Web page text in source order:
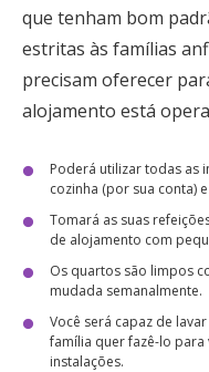
que tenham bom
estritas às famílias
precisam oferecer
alojamento está
Poderá utilizar todas as
cozinha (por sua conta)
Tomará as suas
de alojamento com
Os quartos são limpos
mudada semanalmente.
Você será capaz de
família quer fazê-lo
instalações.